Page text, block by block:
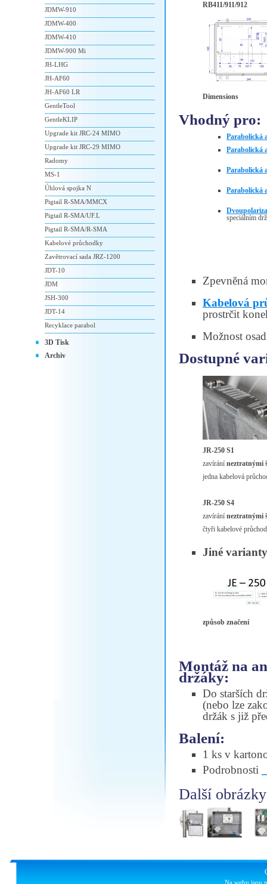
RB411/911/912
Dimensions
Vhodný pro:
Parabolická
Parabolická
Parabolická
Parabolická
speciálním
Zpevněná
Kabelová
prostrčit
Možnost
Dostupné
JR-250 S1
zavírání neztratnými
jedna kabelová
JR-250 S4
zavírání neztratnými
čtyři kabelové
Jiné
způsob značení
Montáž na
držáky:
Do starších
(nebo lze
držák s již
Balení:
1 ks v
Podrobnosti
Další
JDMW-910
JDMW-400
JDMW-410
JDMW-900 Mi
JH-LHG
JH-AF60
JH-AF60 LR
GentleTool
GentleKLIP
Upgrade kit JRC-24 MIMO
Upgrade kit JRC-29 MIMO
Radomy
MS-1
Úhlová spojka N
Pigtail R-SMA/MMCX
Pigtail R-SMA/UF.L
Pigtail R-SMA/R-SMA
Kabelové průchodky
Zavětrovací sada JRZ-1200
JDT-10
JDM
JSH-300
JDT-14
Recyklace parabol
3D Tisk
Archiv
Na webu jsou